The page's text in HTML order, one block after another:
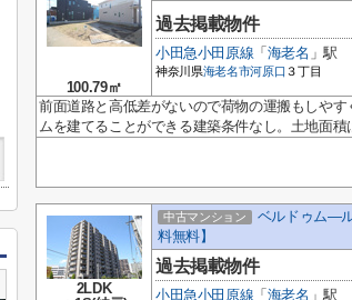
100.79㎡
過去掲載物件
小田急小田原線 「 海老名 」駅
神奈川県海老名市河原口 ３丁目
前面道路と高低差がないので荷物の運搬もしや
ムを建てることができる建築条件なし。土地面積
2LDK
中古マンション
ベルドゥム―
料無料】
過去掲載物件
小田急小田原線 「 海老名 」駅